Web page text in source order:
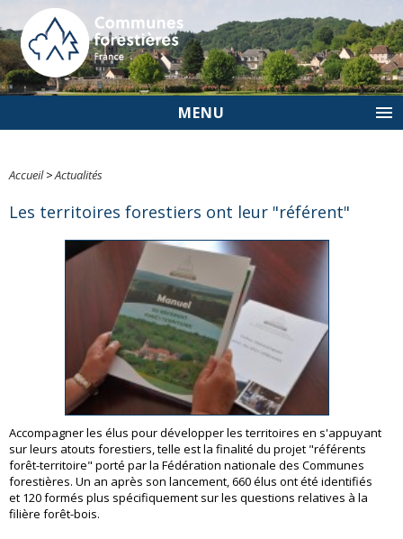
MENU
Accueil>Actualités
Les territoires forestiers ont leur "référent"
Accompagner les élus pour développer les territoires en s'appuyant
sur leurs atouts forestiers, telle est la finalité du projet "référents
forêt-territoire" porté par la Fédération nationale des Communes
forestières. Un an après son lancement, 660 élus ont été identifiés
et 120 formés plus spécifiquement sur les questions relatives à la
filière forêt-bois.